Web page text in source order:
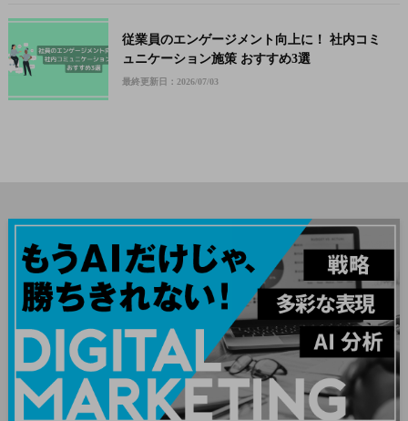
従業員のエンゲージメント向上に！ 社内コミ
ュニケーション施策 おすすめ3選
最終更新日：2026/07/03